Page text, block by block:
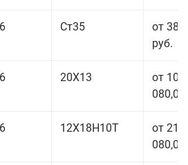
Ст35
от 38
руб.
20Х13
от 103
080,00
12Х18Н10Т
от 210
080,00